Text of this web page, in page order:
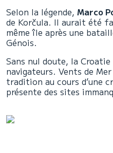
Selon la légende, Marco
de Korčula. Il aurait été
même île après une
Génois.
Sans nul doute, la
navigateurs. Vents de
tradition au cours d’une
présente des sites